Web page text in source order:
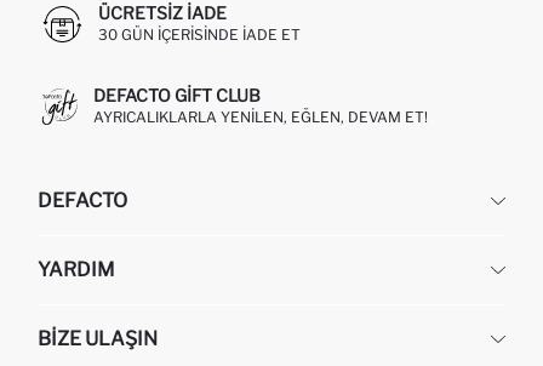
ÜCRETSIZ IADE
30 GÜN IÇERISINDE IADE ET
DEFACTO GIFT CLUB
AYRICALIKLARLA YENILEN, EĞLEN, DEVAM ET!
DEFACTO
HAKKIMIZDA
KURUMSAL SATIŞ
YARDIM
SIPARIŞIMI NASIL TAKIP EDERIM?
BIZE ULAŞIN